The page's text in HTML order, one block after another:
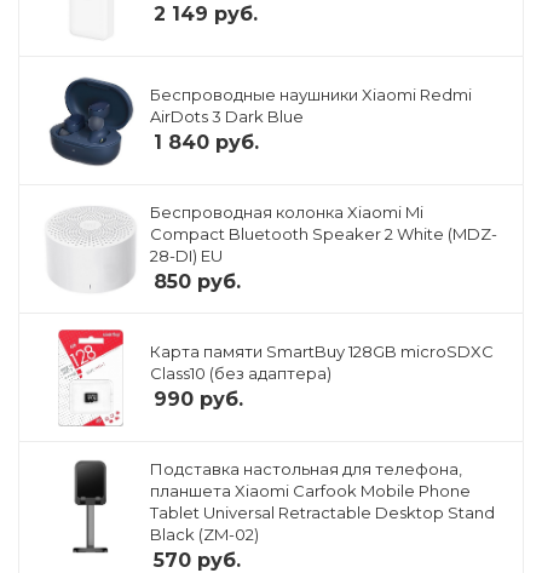
2 149 руб.
Беспроводные наушники Xiaomi Redmi
AirDots 3 Dark Blue
1 840 руб.
Беспроводная колонка Xiaomi Mi
Compact Bluetooth Speaker 2 White (MDZ-
28-DI) EU
850 руб.
Карта памяти SmartBuy 128GB microSDXC
Class10 (без адаптера)
990 руб.
Подставка настольная для телефона,
планшета Xiaomi Carfook Mobile Phone
Tablet Universal Retractable Desktop Stand
Black (ZM-02)
570 руб.